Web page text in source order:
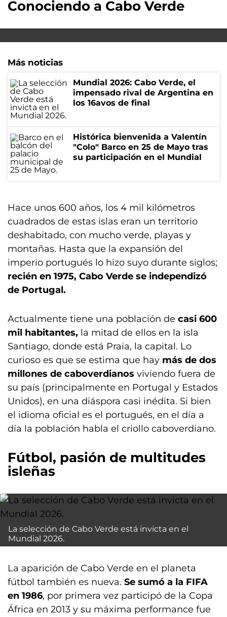
Conociendo a Cabo Verde
Más noticias
Mundial 2026: Cabo Verde, el
impensado rival de Argentina en
los 16avos de final
Histórica bienvenida a Valentín
"Colo" Barco en 25 de Mayo tras
su participación en el Mundial
Hace unos 600 años, los 4 mil kilómetros
cuadrados de estas islas eran un territorio
deshabitado, con mucho verde, playas y
montañas. Hasta que la expansión del
imperio portugués lo hizo suyo durante siglos;
recién en 1975, Cabo Verde se independizó
de Portugal.
Actualmente tiene una población de casi 600
mil habitantes, la mitad de ellos en la isla
Santiago, donde está Praia, la capital. Lo
curioso es que se estima que hay más de dos
millones de caboverdianos viviendo fuera de
su país (principalmente en Portugal y Estados
Unidos), en una diáspora casi inédita. Si bien
el idioma oficial es el portugués, en el día a
día la población habla el criollo caboverdiano.
Fútbol, pasión de multitudes
isleñas
La selección de Cabo Verde está invicta en el
Mundial 2026.
La aparición de Cabo Verde en el planeta
fútbol también es nueva. Se sumó a la FIFA
en 1986, por primera vez participó de la Copa
África en 2013 y su máxima performance fue